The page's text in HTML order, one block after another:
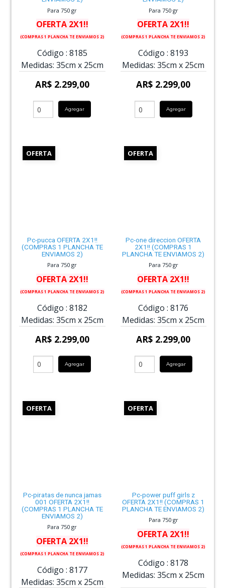
Para 750 gr
OFERTA 2X1!!
(COMPRAS 1 PLANCHA TE ENVIAMOS 2)
Código : 8185
Medidas: 35cm x 25cm
AR$ 2.299,00
Agregar
Para 750 gr
OFERTA 2X1!!
(COMPRAS 1 PLANCHA TE ENVIAMOS 2)
Código : 8193
Medidas: 35cm x 25cm
AR$ 2.299,00
Agregar
OFERTA
Pc-pucca OFERTA 2X1!!
(COMPRAS 1 PLANCHA TE
ENVIAMOS 2)
Para 750 gr
OFERTA 2X1!!
(COMPRAS 1 PLANCHA TE ENVIAMOS 2)
Código : 8182
Medidas: 35cm x 25cm
AR$ 2.299,00
Agregar
OFERTA
Pc-one direccion OFERTA
2X1!! (COMPRAS 1
PLANCHA TE ENVIAMOS 2)
Para 750 gr
OFERTA 2X1!!
(COMPRAS 1 PLANCHA TE ENVIAMOS 2)
Código : 8176
Medidas: 35cm x 25cm
AR$ 2.299,00
Agregar
OFERTA
Pc-piratas de nunca jamas
001 OFERTA 2X1!!
(COMPRAS 1 PLANCHA TE
ENVIAMOS 2)
Para 750 gr
OFERTA 2X1!!
(COMPRAS 1 PLANCHA TE ENVIAMOS 2)
Código : 8177
Medidas: 35cm x 25cm
OFERTA
Pc-power puff girls z
OFERTA 2X1!! (COMPRAS 1
PLANCHA TE ENVIAMOS 2)
Para 750 gr
OFERTA 2X1!!
(COMPRAS 1 PLANCHA TE ENVIAMOS 2)
Código : 8178
Medidas: 35cm x 25cm